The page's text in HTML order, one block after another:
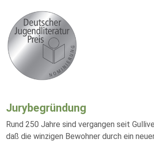
Jurybegründung
Rund 250 Jahre sind vergangen seit
daß die winzigen Bewohner durch ein